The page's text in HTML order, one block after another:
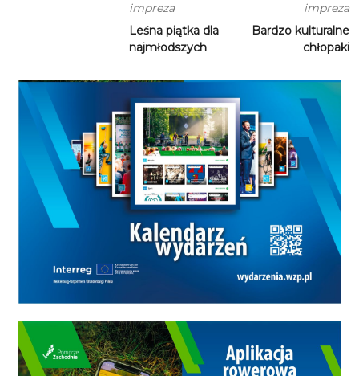
impreza
Leśna piątka dla
najmłodszych
impreza
Bardzo kulturalne
chłopaki